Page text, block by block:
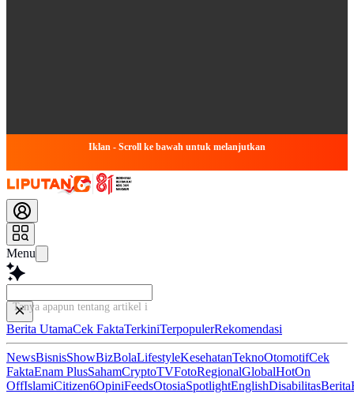
Iklan - Scroll ke bawah untuk melanjutkan
Menu
Tanya apapun tentang artikel ini...
Berita UtamaCek FaktaTerkiniTerpopulerRekomendasi
NewsBisnisShowBizBolaLifestyleKesehatanTeknoOtomotifCek
FaktaEnam PlusSahamCryptoTVFotoRegionalGlobalHotOn
OffIslamiCitizen6OpiniFeedsOtosiaSpotlightEnglishDisabilitasBerita